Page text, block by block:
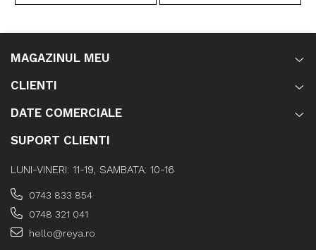
MAGAZINUL MEU
CLIENTI
DATE COMERCIALE
SUPORT CLIENTI
LUNI-VINERI: 11-19, SAMBATA: 10-16
0743 833 854
0748 321 041
hello@reya.ro